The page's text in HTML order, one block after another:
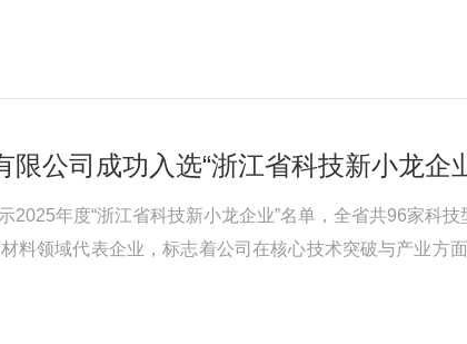
公司成功入选“浙江省科技新小龙企
2025年度“浙江省科技新小龙企业”名单，全省共96家科
料领域代表企业，标志着公司在核心技术突破与产业